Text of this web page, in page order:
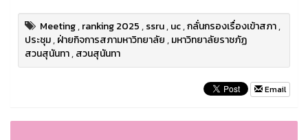
Meeting,ranking 2025,ssru,uc,กลั่นกรองเรื่องเข้าสภา,
ประชุม,ฝ่ายกิจการสภามหาวิทยาลัย,มหาวิทยาลัยราชภัฏ
สวนสุนันทา,สวนสุนันทา
Email